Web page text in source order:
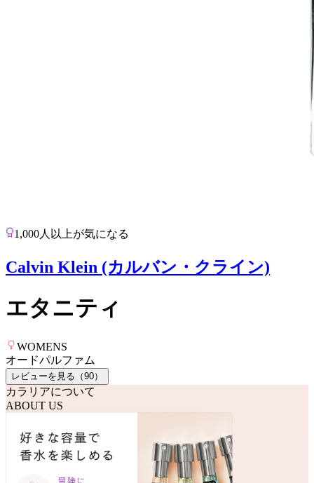
1,000人以上が気になる
Calvin Klein (カルバン・クライン)
エタニティ
WOMENS
オードパルファム
レビューを見る（90）
カラリアについて
ABOUT US